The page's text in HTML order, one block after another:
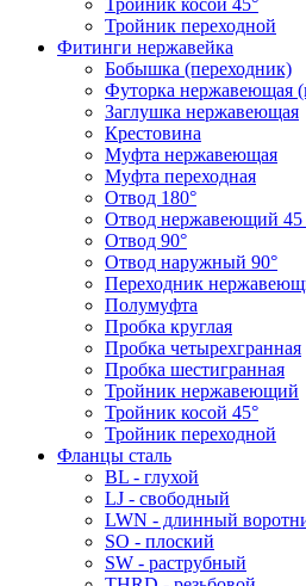
Тройник косой 45°
Тройник переходной
Фитинги нержавейка
Бобышка (переходник)
Футорка нержавеющая
Заглушка нержавеющая
Крестовина
Муфта нержавеющая
Муфта переходная
Отвод 180°
Отвод нержавеющий 45
Отвод 90°
Отвод наружный 90°
Переходник
Полумуфта
Пробка круглая
Пробка четырехгранная
Пробка шестигранная
Тройник нержавеющий
Тройник косой 45°
Тройник переходной
Фланцы сталь
BL - глухой
LJ - свободный
LWN - длинный
SO - плоский
SW - раструбный